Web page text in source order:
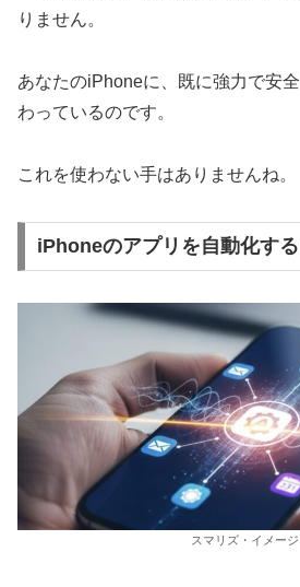
りません。
あなたのiPhoneに、既に強力で安
わっているのです。
これを使わない手はありませんね。
iPhoneのアプリを自動化する
スマリズ・イメージ